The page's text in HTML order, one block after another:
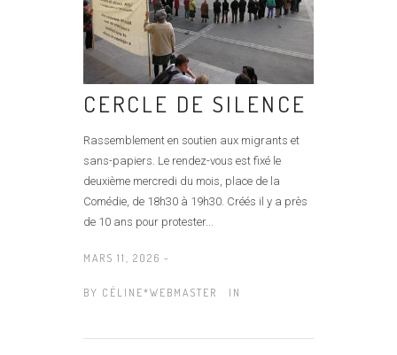
CERCLE DE SILENCE
Rassemblement en soutien aux migrants et
sans-papiers. Le rendez-vous est fixé le
deuxième mercredi du mois, place de la
Comédie, de 18h30 à 19h30. Créés il y a près
de 10 ans pour protester...
MARS 11, 2026 -
BY CÉLINE*WEBMASTER IN